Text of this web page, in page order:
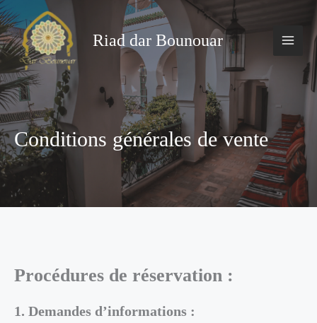
Aller
au
contenu
Riad dar Bounouar
Conditions générales de vente
Procédures de réservation :
1. Demandes d’informations :